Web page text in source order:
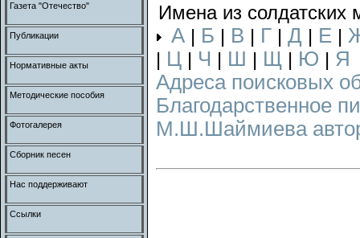
Имена из солдатских
А | Б | В | Г | Д | Е |
| Ц | Ч | Ш | Щ | Ю | Я
Адреса поисковых
Благодарственное
М.Ш.Шаймиева
Газета "Отечество"
Публикации
Нормативные акты
Методические пособия
Фотогалерея
Сборник песен
Нас поддерживают
Ссылки